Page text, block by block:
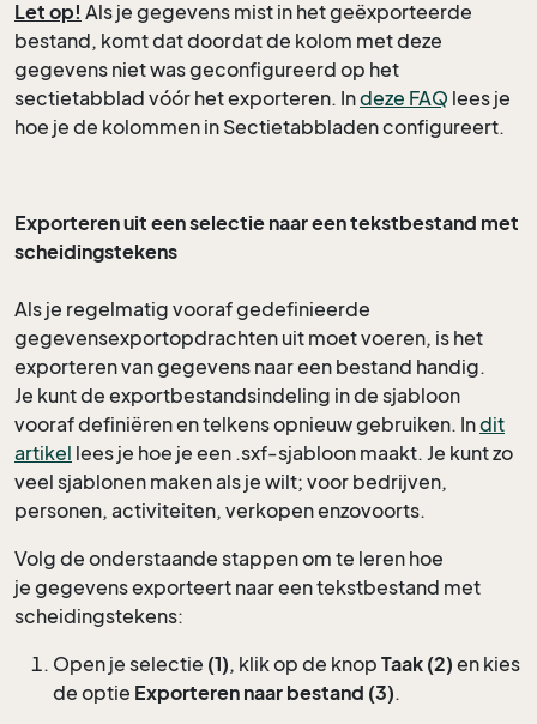
Let op! Als je gegevens mist in het geëxporteerde
bestand, komt dat doordat de kolom met deze
gegevens niet was geconfigureerd op het
sectietabblad vóór het exporteren. Indeze FAQ lees je
hoe je de kolommen in Sectietabbladen configureert.
Exporteren uit een selectie naar een tekstbestand met
scheidingstekens
Als je regelmatig vooraf gedefinieerde
gegevensexportopdrachten uit moet voeren, is het
exporteren van gegevens naar een bestand handig.
Je kunt de exportbestandsindeling in de sjabloon
vooraf definiëren en telkens opnieuw gebruiken. Indit
artikel lees je hoe je een .sxf-sjabloon maakt. Je kunt zo
veel sjablonen maken als je wilt; voor bedrijven,
personen, activiteiten, verkopen enzovoorts.
Volg de onderstaande stappen om te leren hoe
je gegevens exporteert naar een tekstbestand met
scheidingstekens:
Open je selectie (1), klik op de knop Taak (2) en kies
de optie Exporteren naar bestand (3).